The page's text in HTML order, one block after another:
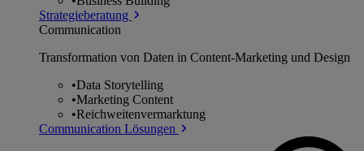
Strategieberatung
Communication
Transformation von Daten in Content-Marketing und Design
•Data Storytelling
•Marketing Content
•Reichweitenvermarktung
Communication Lösungen